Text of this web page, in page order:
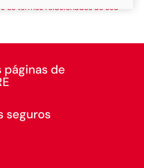
os termos relacionados ao seu
páginas de
seguros